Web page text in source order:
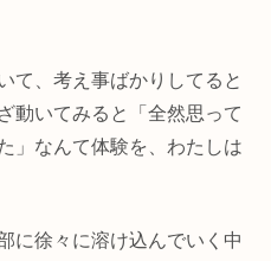
て、考え事ばかりしてると
動いてみると「全然思って
」なんて体験を、わたしは
に徐々に溶け込んでいく中